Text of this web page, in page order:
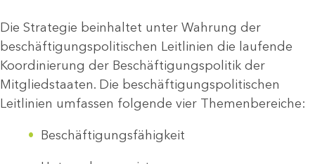
Die Strategie beinhaltet unter Wahrung der
beschäftigungspolitischen Leitlinien die laufende
Koordinierung der Beschäftigungspolitik der
Mitgliedstaaten. Die beschäftigungspolitischen
Leitlinien umfassen folgende vier Themenbereiche:
Beschäftigungsfähigkeit